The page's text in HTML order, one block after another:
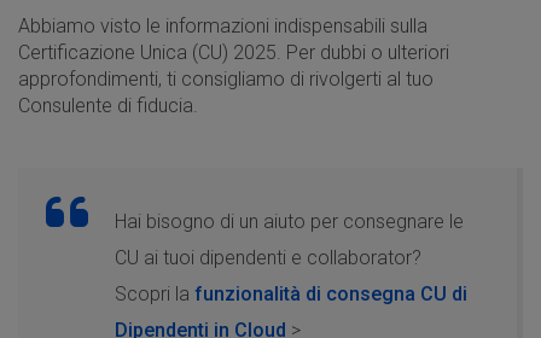
Abbiamo visto le informazioni indispensabili sulla
Certificazione Unica (CU) 2025. Per dubbi o ulteriori
approfondimenti, ti consigliamo di rivolgerti al tuo
Consulente di fiducia.
Hai bisogno di un aiuto per consegnare le
CU ai tuoi dipendenti e collaborator?
Scopri la funzionalità di consegna CU di
Dipendenti in Cloud >